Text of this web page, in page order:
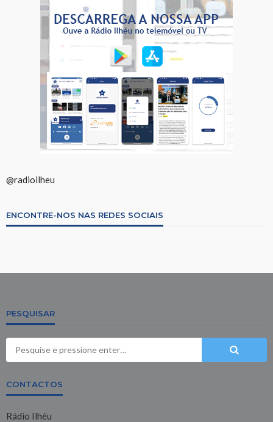
@radioilheu
ENCONTRE-NOS NAS REDES SOCIAIS
PESQUISAR
CONTACTOS
Rádio Ilhéu